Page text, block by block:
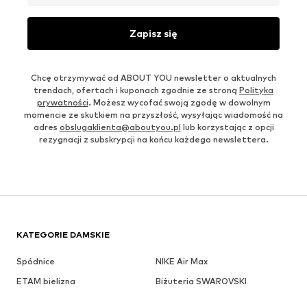
Zapisz się
Chcę otrzymywać od ABOUT YOU newsletter o aktualnych
trendach, ofertach i kuponach zgodnie ze stroną Polityka
prywatności. Możesz wycofać swoją zgodę w dowolnym
momencie ze skutkiem na przyszłość, wysyłając wiadomość na
adres obslugaklienta@aboutyou.pl lub korzystając z opcji
rezygnacji z subskrypcji na końcu każdego newslettera.
KATEGORIE DAMSKIE
Spódnice
NIKE Air Max
ETAM bielizna
Biżuteria SWAROVSKI